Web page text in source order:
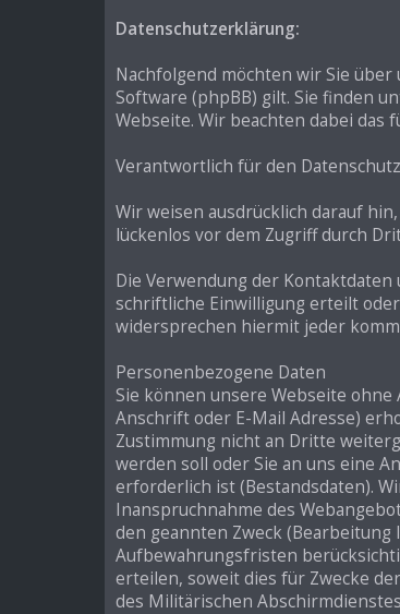
Datenschutzerklärung:
Nachfolgend möchten wir Sie
Software (phpBB) gilt. Sie finden
Webseite. Wir beachten dabei
Verantwortlich für den
Wir weisen ausdrücklich darauf
lückenlos vor dem Zugriff durch
Die Verwendung der
schriftliche Einwilligung erteilt
widersprechen hiermit jeder
Personenbezogene Daten
Sie können unsere Webseite
Anschrift oder E-Mail Adresse)
Zustimmung nicht an Dritte
werden soll oder Sie an uns eine
erforderlich ist (Bestandsdaten).
Inanspruchnahme des
den geannten Zweck
Aufbewahrungsfristen
erteilen, soweit dies für Zwecke
des Militärischen